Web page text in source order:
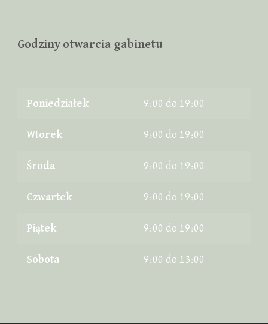
Godziny otwarcia gabinetu
Poniedziałek 9:00 do 19:00
Wtorek 9:00 do 19:00
Środa 9:00 do 19:00
Czwartek 9:00 do 19:00
Piątek 9:00 do 19:00
Sobota 9:00 do 13:00